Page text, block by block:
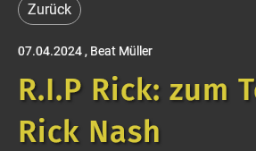
Zurück
07.04.2024, Beat Müller
R.I.P Rick: zum
Rick Nash